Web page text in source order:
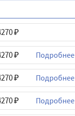
Подробнее
Подробнее
Подробнее